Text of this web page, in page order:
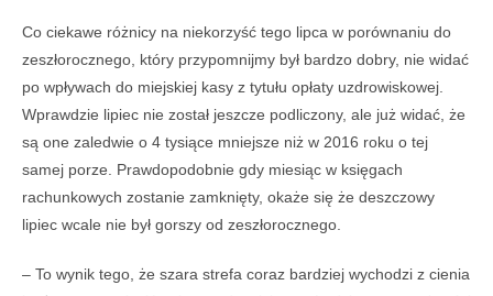
Co ciekawe różnicy na niekorzyść tego lipca w porównaniu do
zeszłorocznego, który przypomnijmy był bardzo dobry, nie widać
po wpływach do miejskiej kasy z tytułu opłaty uzdrowiskowej.
Wprawdzie lipiec nie został jeszcze podliczony, ale już widać, że
są one zaledwie o 4 tysiące mniejsze niż w 2016 roku o tej
samej porze. Prawdopodobnie gdy miesiąc w księgach
rachunkowych zostanie zamknięty, okaże się że deszczowy
lipiec wcale nie był gorszy od zeszłorocznego.
– To wynik tego, że szara strefa coraz bardziej wychodzi z cienia